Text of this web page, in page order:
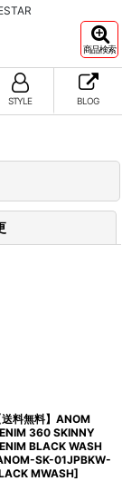
商品検索
STYLE BLOG
送料無料】ANOM
360 SKINNY
BLACK WASH
SK-01JPBKW-
MWASH]